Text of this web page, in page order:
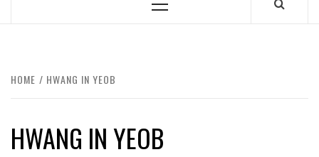
Primary
HOME HWANG IN YEOB
HWANG IN YEOB